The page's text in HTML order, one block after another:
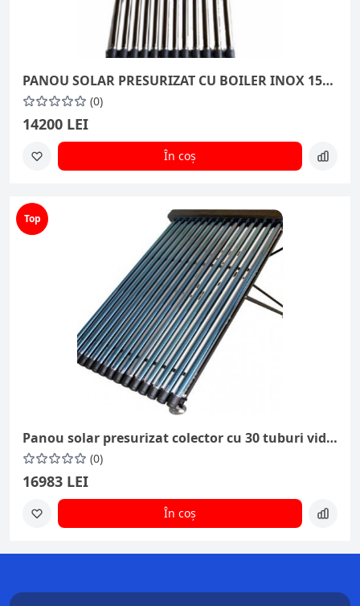
PANOU SOLAR PRESURIZAT CU BOILER INOX 150 L INCORPORAT ȘI 15 TUBURI VIDATE
(0)
14200 LEI
În coș
Top
Panou solar presurizat colector cu 30 tuburi vidate cu heatpipe Ø24mm
(0)
16983 LEI
În coș